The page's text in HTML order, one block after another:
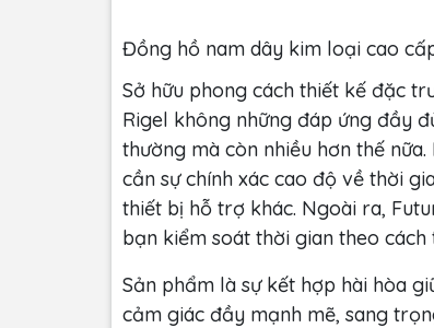
Đồng hồ nam dây kim loại cao
Sở hữu phong cách thiết kế đặc
Rigel không những đáp ứng đầy
thường mà còn nhiều hơn thế
cần sự chính xác cao độ về thời
thiết bị hỗ trợ khác. Ngoài ra,
bạn kiểm soát thời gian theo cách
Sản phẩm là sự kết hợp hài hòa
cảm giác đầy mạnh mẽ, sang